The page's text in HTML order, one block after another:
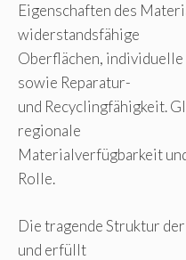
Eigenschaften des
widerstandsfähige
Oberflächen,
sowie Reparatur-
und Recyclingfähigkeit.
regionale
Materialverfügbarkeit
Rolle.
Die tragende Struktur
und erfüllt